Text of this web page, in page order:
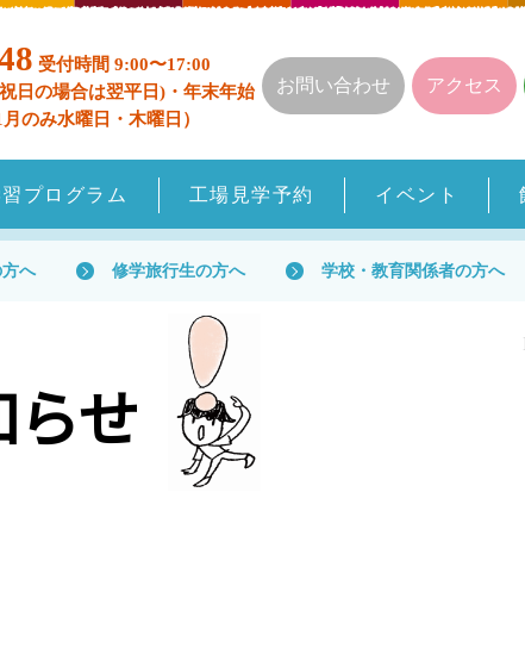
受付時間 9:00〜17:00
日の場合は翌平日)・年末年始
のみ水曜日・木曜日）
お問い合わせ アクセス
プログラム 工場見学予約 イベント
へ 修学旅行生の方へ 学校・教育関係者の方へ
せ